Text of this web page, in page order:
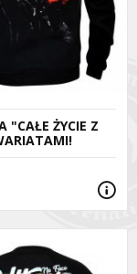
"CAŁE ŻYCIE Z